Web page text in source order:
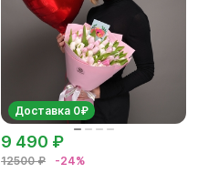
Доставка 0₽
12500 ₽ -24%
9 490 ₽